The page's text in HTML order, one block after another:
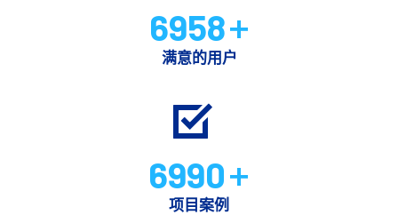
6958+
满意的用户
6990+
项目案例